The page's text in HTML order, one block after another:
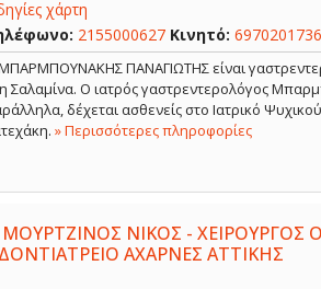
χάρτη
2155000627 Κινητό: 6970201736
ΠΑΝΑΓΙΩΤΗΣ είναι
Σαλαμίνα. Ο ιατρός γαστρεντερολόγος
δέχεται ασθενείς στο Ιατρικό
» Περισσότερες πληροφορίες
ΜΟΥΡΤΖΙΝΟΣ ΝΙΚΟΣ - ΧΕΙΡΟΥΡΓΟΣ
ΑΧΑΡΝΕΣ ΑΤΤΙΚΗΣ